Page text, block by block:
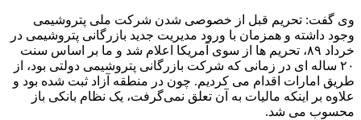
وی گفت: تحریم قبل از خصوصی شدن شرکت ملی پتروشیمی
وجود داشته و همزمان با ورود مدیریت جدید بازرگانی پتروشیمی در
خرداد ۸۹، تحریم ها از سوی آمریکا اعلام شد و ما بر اساس سنت
۲۰ ساله ای در زمانی که شرکت بازرگانی پتروشیمی دولتی بود، از
طریق امارات اقدام می کردیم. چون در منطقه آزاد ثبت شده بود و
علاوه بر اینکه مالیات به آن تعلق نمی‌گرفت، یک نظام بانکی باز
محسوب می شد.